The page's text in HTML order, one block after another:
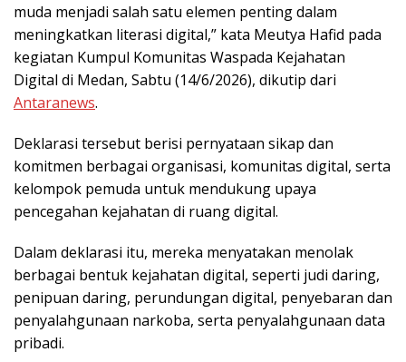
muda menjadi salah satu elemen penting dalam
meningkatkan literasi digital,” kata Meutya Hafid pada
kegiatan Kumpul Komunitas Waspada Kejahatan
Digital di Medan, Sabtu (14/6/2026), dikutip dari
Antaranews.
Deklarasi tersebut berisi pernyataan sikap dan
komitmen berbagai organisasi, komunitas digital, serta
kelompok pemuda untuk mendukung upaya
pencegahan kejahatan di ruang digital.
Dalam deklarasi itu, mereka menyatakan menolak
berbagai bentuk kejahatan digital, seperti judi daring,
penipuan daring, perundungan digital, penyebaran dan
penyalahgunaan narkoba, serta penyalahgunaan data
pribadi.